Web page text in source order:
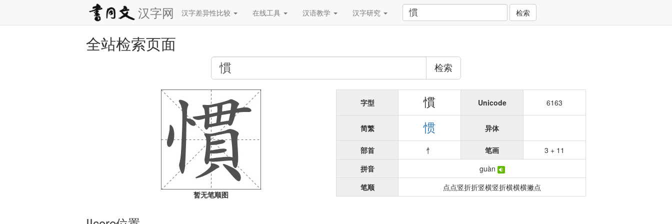
汉字网 汉字差异性比较 在线工具 汉语教学 汉字研究 检索
全站检索页面
检索
暂无笔顺图
字型 慣 Unicode 6163
简繁 惯 异体
部首 忄 笔画
3 + 11
拼音
guàn
笔顺
点点竖折折竖横竖折横横横撇点